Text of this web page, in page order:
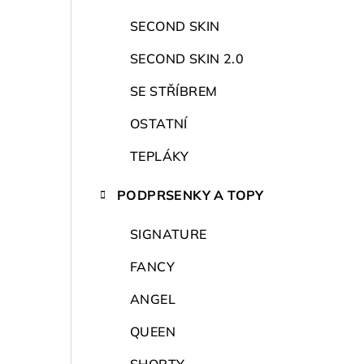
SECOND SKIN
SECOND SKIN 2.0
SE STŘÍBREM
OSTATNÍ
TEPLÁKY
PODPRSENKY A TOPY
SIGNATURE
FANCY
ANGEL
QUEEN